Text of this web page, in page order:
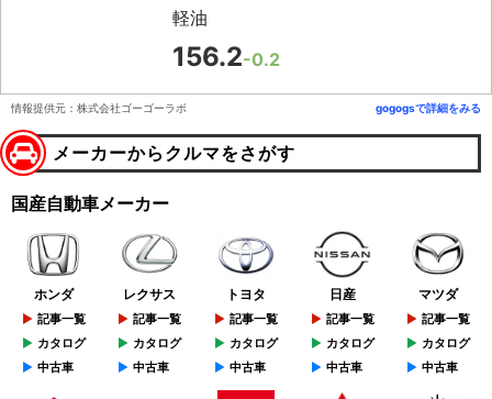
軽油
156.2-0.2
情報提供元：株式会社ゴーゴーラボ gogogsで詳細をみる
メーカーからクルマをさがす
国産自動車メーカー
ホンダ
記事一覧
カタログ
中古車
レクサス
記事一覧
カタログ
中古車
トヨタ
記事一覧
カタログ
中古車
日産
記事一覧
カタログ
中古車
マツダ
記事一覧
カタログ
中古車